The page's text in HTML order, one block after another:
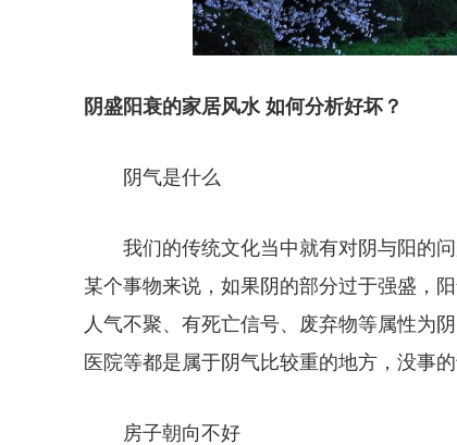
阴盛阳衰的家居风水 如何分析好坏？
阴气是什么
我们的传统文化当中就有对阴与阳的
某个事物来说，如果阴的部分过于强盛，
人气不聚、有死亡信号、废弃物等属性为
医院等都是属于阴气比较重的地方，没事的
房子朝向不好